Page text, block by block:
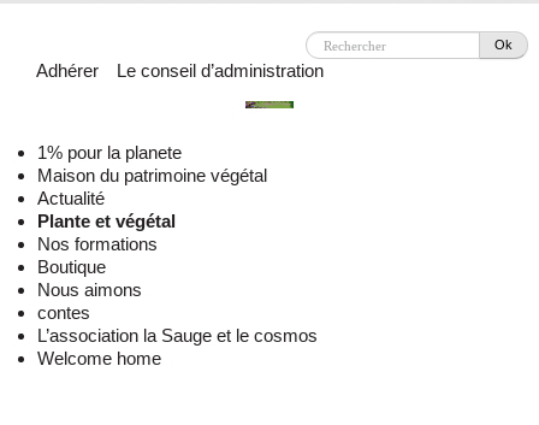
Ok
Adhérer Le conseil d’administration
1% pour la planete
Maison du patrimoine végétal
Actualité
Plante et végétal
Nos formations
Boutique
Nous aimons
contes
L’association la Sauge et le cosmos
Welcome home